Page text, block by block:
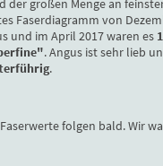
der großen Menge an
Faserdiagramm von
und im April 2017 waren es
. Angus ist sehr lieb
.
folgen bald. Wir